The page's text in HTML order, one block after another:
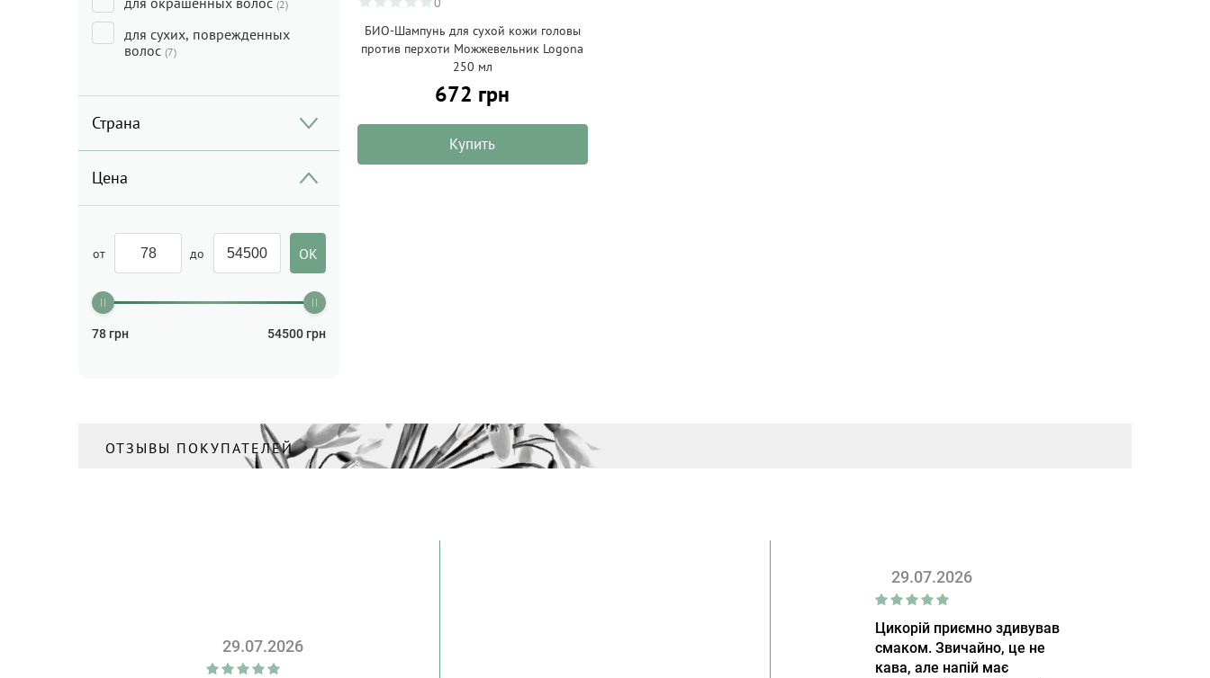
(2)
для сухих, поврежденных
волос (7)
Страна
Цена
от до
78 грн 54500 грн
БИО-Шампунь для сухой кожи головы
против перхоти Можжевельник Logona
250 мл
672 грн
Купить
ОТЗЫВЫ ПОКУПАТЕЛЕЙ
29.07.2026
29.07.2026
Цикорій приємно здивував
смаком. Звичайно, це не
кава, але напій має